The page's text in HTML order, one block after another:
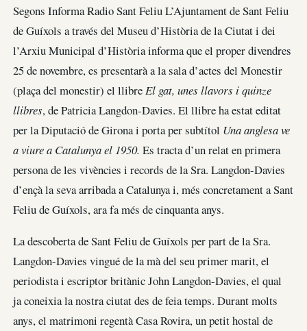
Segons Informa Radio Sant Feliu L’Ajuntament de Sant Feliu
de Guíxols a través del Museu d’Història de la Ciutat i dei
l’Arxiu Municipal d’Història informa que el proper divendres
25 de novembre, es presentarà a la sala d’actes del Monestir
(plaça del monestir) el llibreEl gat, unes llavors i quinze
llibres, de Patricia Langdon-Davies. El llibre ha estat editat
per la Diputació de Girona i porta per subtítol Una anglesa ve
a viure a Catalunya el 1950. Es tracta d’un relat en primera
persona de les vivències i records de la Sra. Langdon-Davies
d’ençà la seva arribada a Catalunya i, més concretament a Sant
Feliu de Guíxols, ara fa més de cinquanta anys.
La descoberta de Sant Feliu de Guíxols per part de la Sra.
Langdon-Davies vingué de la mà del seu primer marit, el
periodista i escriptor britànic John Langdon-Davies, el qual
ja coneixia la nostra ciutat des de feia temps. Durant molts
anys, el matrimoni regentà Casa Rovira, un petit hostal de